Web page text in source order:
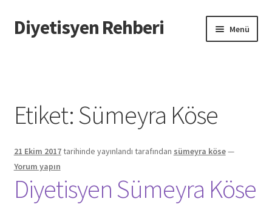
Dolaşıma
geç
İçeriğe
geç
Diyetisyen Rehberi Menü
Hata Bildir
iletişim
Sayfamı Düzenlemek İstiyorum
Etiket:Sümeyra Köse
21 Ekim 2017tarihinde yayınlandı tarafından sümeyra köse—
Yorum yapın
Diyetisyen Sümeyra Köse